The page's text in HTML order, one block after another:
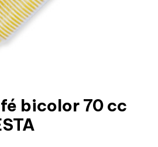
bicolor 70 cc